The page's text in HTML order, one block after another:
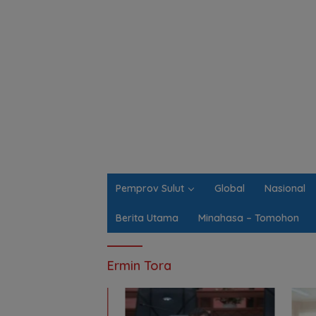
Pemprov Sulut Global Nasional
Berita Utama Minahasa – Tomohon
Ermin Tora